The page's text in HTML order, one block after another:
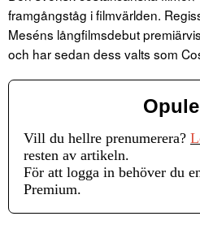
framgångståg i filmvärlden.
Meséns långfilmsdebut
och har sedan dess valts som
Vill du hellre prenumerera?
resten av artikeln.
För att logga in behöver du
Premium.